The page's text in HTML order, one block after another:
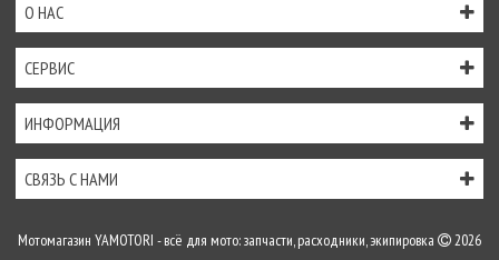
О НАС
СЕРВИС
ИНФОРМАЦИЯ
СВЯЗЬ С НАМИ
Мотомагазин YAMOTORI - всё для мото: запчасти, расходники, экипировка 2026